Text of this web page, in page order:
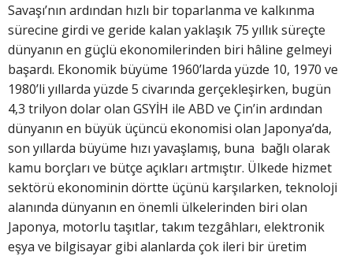
Savaşı’nın ardından hızlı bir toparlanma ve kalkınma
sürecine girdi ve geride kalan yaklaşık 75 yıllık süreçte
dünyanın en güçlü ekonomilerinden biri hâline gelmeyi
başardı. Ekonomik büyüme 1960’larda yüzde 10, 1970 ve
1980’li yıllarda yüzde 5 civarında gerçekleşirken, bugün
4,3 trilyon dolar olan GSYİH ile ABD ve Çin’in ardından
dünyanın en büyük üçüncü ekonomisi olan Japonya’da,
son yıllarda büyüme hızı yavaşlamış, buna bağlı olarak
kamu borçları ve bütçe açıkları artmıştır. Ülkede hizmet
sektörü ekonominin dörtte üçünü karşılarken, teknoloji
alanında dünyanın en önemli ülkelerinden biri olan
Japonya, motorlu taşıtlar, takım tezgâhları, elektronik
eşya ve bilgisayar gibi alanlarda çok ileri bir üretim